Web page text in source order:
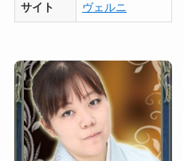
サイト ヴェルニ